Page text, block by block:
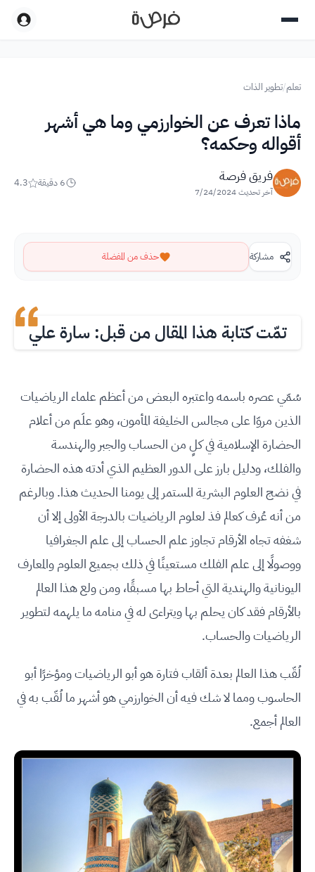
تعلم/تطوير الذات
ماذا تعرف عن الخوارزمي وما هي أشهر
أقواله وحكمه؟
فريق فرصة
آخر تحديث7/24/2024
6 دقيقة 4.3
مشاركة حذف من المفضلة
تمّت كتابة هذا المقال من قبل: سارة علي
سُمّي عصره باسمه واعتبره البعض من أعظم علماء الرياضيات
الذين مروّا على مجالس الخليفة المأمون، وهو علَم من أعلام
الحضارة الإسلامية في كلٍ من الحساب والجبر والهندسة
والفلك، ودليل بارز على الدور العظيم الذي أدته هذه الحضارة
في نضج العلوم البشرية المستمر إلى يومنا الحديث هذا. وبالرغم
من أنه عُرف كعالم فذ لعلوم الرياضيات بالدرجة الأولى إلا أن
شغفه تجاه الأرقام تجاوز علم الحساب إلى علم الجغرافيا
ووصولًا إلى علم الفلك مستعينًا في ذلك بجميع العلوم والمعارف
اليونانية والهندية التي أحاط بها مسبقًا، ومن ولع هذا العالم
بالأرقام فقد كان يحلم بها ويتراءى له في منامه ما يلهمه لتطوير
الرياضيات والحساب.
لُقّب هذا العالم بعدة ألقاب فتارة هو أبو الرياضيات ومؤخرًا أبو
الحاسوب ومما لا شك فيه أن الخوارزمي هو أشهر ما لُقّب به في
العالم أجمع.